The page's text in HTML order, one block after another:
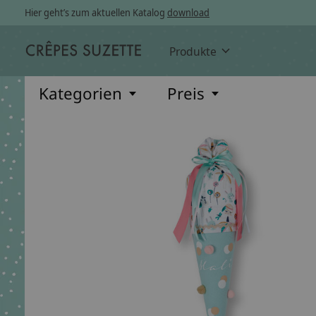
Hier geht’s zum aktuellen Katalog download
Produkte
Kategorien Preis